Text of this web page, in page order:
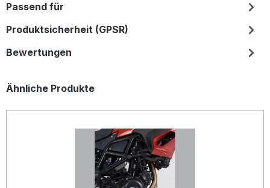
Passend für
Produktsicherheit (GPSR)
Bewertungen
Produktgalerie überspringen
Ähnliche Produkte